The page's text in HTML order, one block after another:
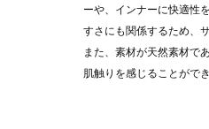
ーや、インナーに快適性
すさにも関係するため、
また、素材が天然素材で
肌触りを感じることができ